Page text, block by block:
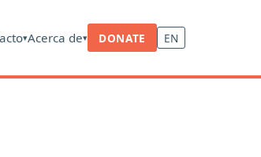
▾Acerca de▾ DONATE EN